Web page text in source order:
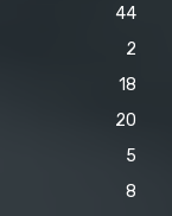
44
2
18
20
5
8